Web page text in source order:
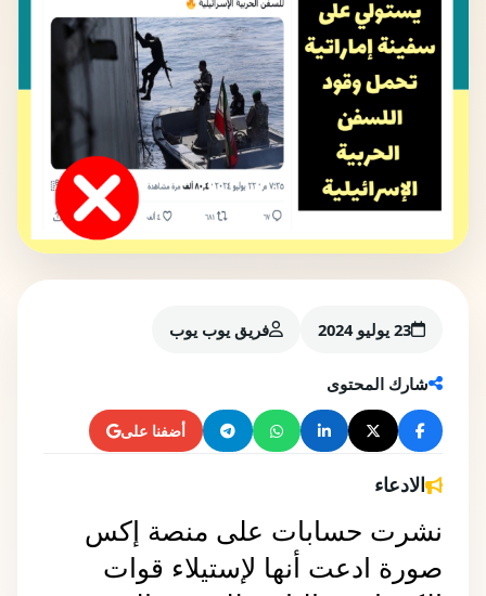
23 يوليو 2024 فريق يوب يوب
شارك المحتوى
أضفنا على
الادعاء